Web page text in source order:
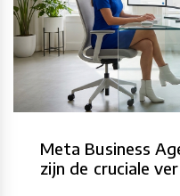
Meta Business
zijn de cruciale